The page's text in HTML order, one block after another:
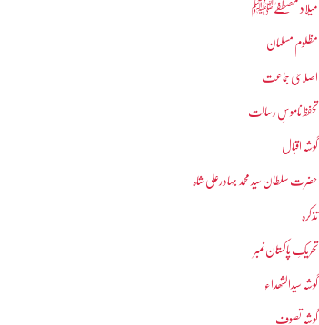
نومبر 2016
میلاد مصطفےٰﷺ
مظلوم مسلمان
اصلاحی جماعت
تحفظ ناموسِ رسالت
گوشہ اقبال
حضرت سلطان سید محمد بہادرعلی شاہ
تذکرہ
تحریکِ پاکستان نمبر
گوشہ سیدالشھداء
گوشہ تصوف